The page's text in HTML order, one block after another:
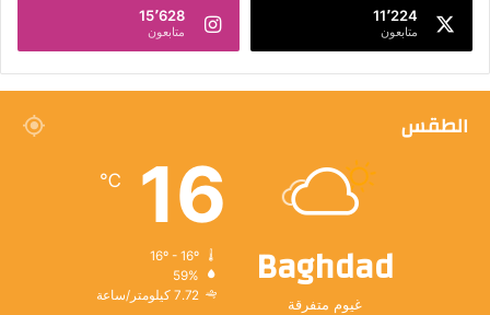
11٬224
متابعون
15٬628
متابعون
الطقس
Baghdad
غيوم متفرقة
16
℃
59%
7.72 كيلومتر/ساعة